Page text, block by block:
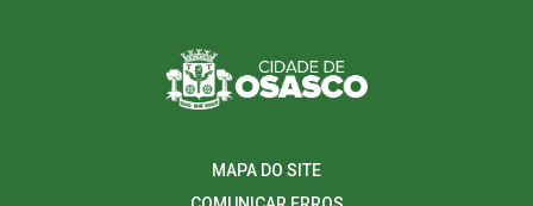
MAPA DO SITE